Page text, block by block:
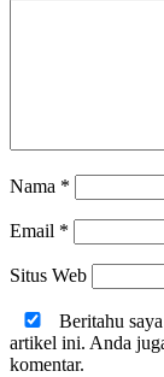
Nama *
Email *
Situs Web
Beritahu
artikel ini. Anda
komentar.